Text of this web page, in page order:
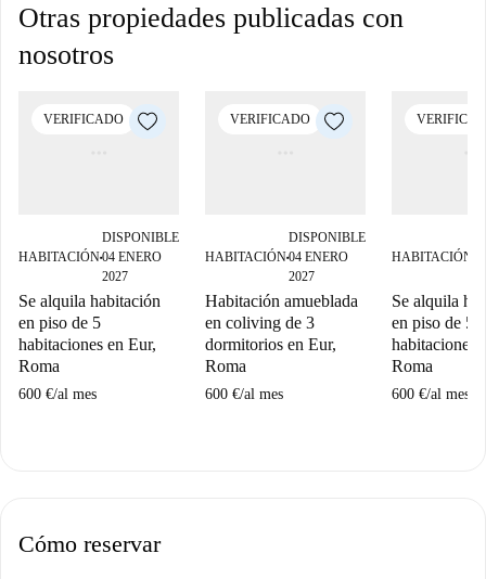
Otras propiedades publicadas con
nosotros
VERIFICADO
HABITACIÓN■
DISPONIBLE
04 ENERO
2027
Se alquila habitación
en piso de 5
habitaciones en Eur,
Roma
600 €/al mes
VERIFICADO
HABITACIÓN■
DISPONIBLE
04 ENERO
2027
Habitación amueblada
en coliving de 3
dormitorios en Eur,
Roma
600 €/al mes
HABITACIÓN
Se alquila
en piso de 5
habitaciones
Roma
600 €/al mes
Cómo reservar